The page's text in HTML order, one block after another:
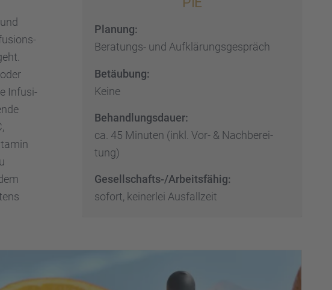
Infusi­
Planung:
Beratungs- und Aufklä­rungs­ge­spräch
Betäu­bung:
Keine
Behand­lungs­dauer:
ca. 45 Minuten (inkl. Vor- & Nachbe­rei­
tung)
Gesell­schafts-/Arbeits­fä­hig:
sofort, keiner­lei Ausfall­zeit